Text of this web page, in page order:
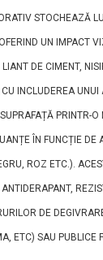
STOCHEAZĂ
UN IMPACT
DE CIMENT,
INCLUDEREA UNUI
PRINTR-
ÎN FUNCȚIE DE
ROZ ETC.).
ANTIDERAPANT,
DE
ETC) SAU PUBLICE